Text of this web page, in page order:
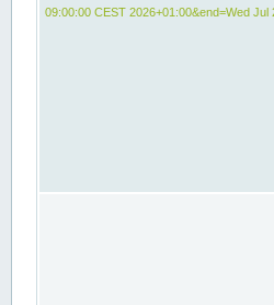
09:00:00 CEST 2026+01:00&end=Wed